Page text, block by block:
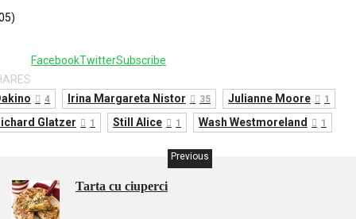
FacebookTwitterSubscribe
4 Irina Margareta Nistor 35 Julianne Moore 1
Glatzer 1 Still Alice 1 Wash Westmoreland 1
Previous
Tarta cu ciuperci